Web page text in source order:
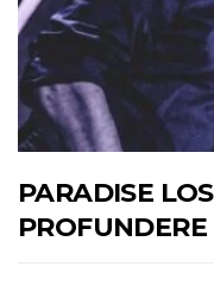
PARADISE
PROFUNDERE